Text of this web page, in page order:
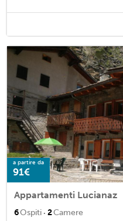
a partire da
91€
Appartamenti Lucianaz
6Ospiti · 2Camere